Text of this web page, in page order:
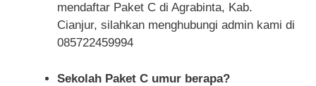
mendaftar Paket C di Agrabinta, Kab.
Cianjur, silahkan menghubungi admin kami di
085722459994
Sekolah Paket C umur berapa?